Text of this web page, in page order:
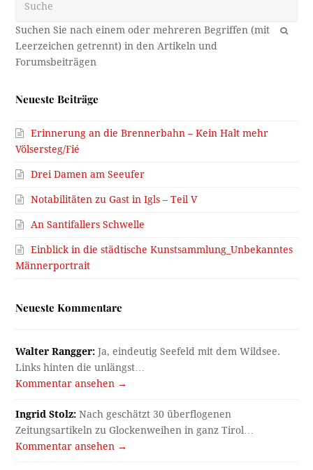
OK
Neueste Beiträge
Erinnerung an die Brennerbahn – Kein Halt mehr
Völsersteg/Fié
Drei Damen am Seeufer
Notabilitäten zu Gast in Igls – Teil V
An Santifallers Schwelle
Einblick in die städtische Kunstsammlung_Unbekanntes
Männerportrait
Neueste Kommentare
Walter Rangger: Ja, eindeutig Seefeld mit dem Wildsee.
Links hinten die unlängst…
Kommentar ansehen →
Ingrid Stolz: Nach geschätzt 30 überflogenen
Zeitungsartikeln zu Glockenweihen in ganz Tirol…
Kommentar ansehen →